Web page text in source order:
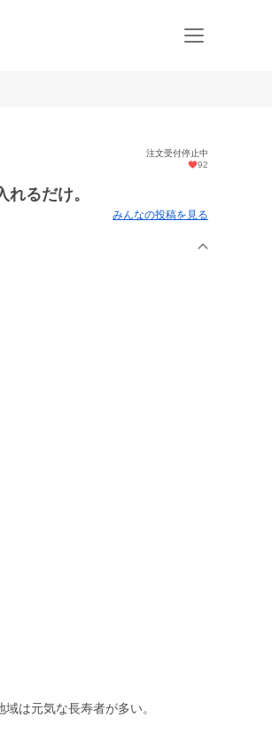
注文受付停止中
92
るだけ。
みんなの投稿を見る
は元気な長寿者が多い。